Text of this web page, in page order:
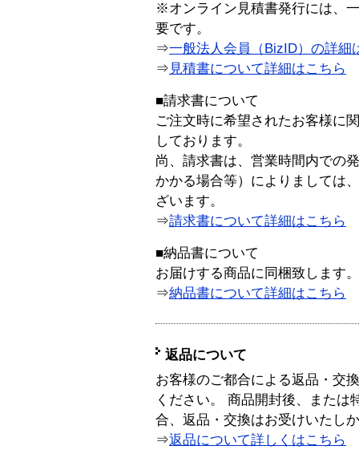
※オンライン見積書発行には、
要です。
⇒一般法人会員（BizID）の詳細
⇒ 見積書について詳細はこちら
■請求書について
ご注文時に希望されたお客様に
しております。
尚、請求書は、営業時間内での
かかる場合等）によりましては
ざいます。
⇒請求書について詳細はこちら
■納品書について
お届けする商品に同梱致します。
⇒納品書について詳細はこちら
返品について
お客様のご都合による返品・交
ください。 商品開封後、または
合、返品・交換はお受けいたし
⇒返品について詳しくはこちら